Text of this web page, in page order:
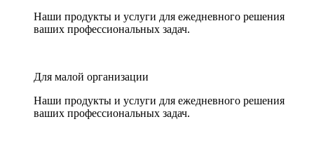
Наши продукты и услуги для ежедневного решения
ваших профессиональных задач.
Для малой организации
Наши продукты и услуги для ежедневного решения
ваших профессиональных задач.